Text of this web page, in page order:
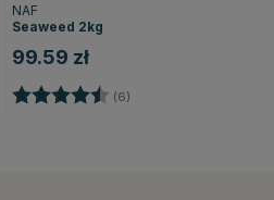
NAF
Seaweed 2kg
99.59 zł
Ocena: (6)